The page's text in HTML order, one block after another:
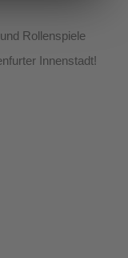
Rollenspiele
Innenstadt!